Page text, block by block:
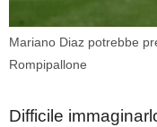
Mariano Diaz potrebbe
Rompipallone
Difficile